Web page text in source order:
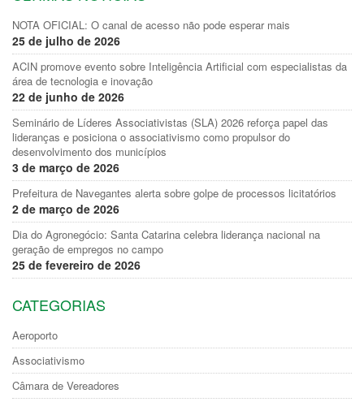
NOTA OFICIAL: O canal de acesso não pode esperar mais
25 de julho de 2026
ACIN promove evento sobre Inteligência Artificial com especialistas da
área de tecnologia e inovação
22 de junho de 2026
Seminário de Líderes Associativistas (SLA) 2026 reforça papel das
lideranças e posiciona o associativismo como propulsor do
desenvolvimento dos municípios
3 de março de 2026
Prefeitura de Navegantes alerta sobre golpe de processos licitatórios
2 de março de 2026
Dia do Agronegócio: Santa Catarina celebra liderança nacional na
geração de empregos no campo
25 de fevereiro de 2026
CATEGORIAS
Aeroporto
Associativismo
Câmara de Vereadores